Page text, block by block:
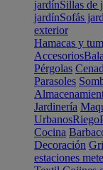
jardínSillas de
jardínSofás
exterior
Hamacas y
Accesorios
Pérgolas
Parasoles
Jardinería
UrbanosRiego
Cocina
Decoración
estaciones